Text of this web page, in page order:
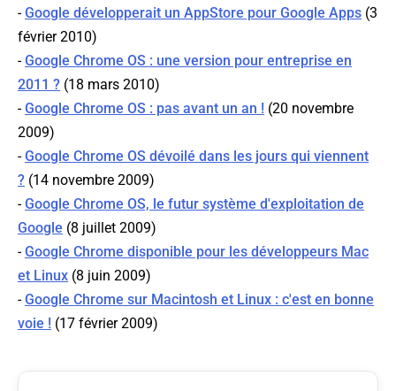
-Google développerait un AppStore pour Google Apps (3
février 2010)
-Google Chrome OS : une version pour entreprise en
2011 ? (18 mars 2010)
-Google Chrome OS : pas avant un an ! (20 novembre
2009)
-Google Chrome OS dévoilé dans les jours qui viennent
? (14 novembre 2009)
-Google Chrome OS, le futur système d'exploitation de
Google (8 juillet 2009)
-Google Chrome disponible pour les développeurs Mac
et Linux (8 juin 2009)
-Google Chrome sur Macintosh et Linux : c'est en bonne
voie ! (17 février 2009)